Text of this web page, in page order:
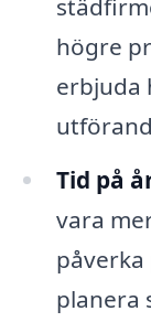
högre
erbjuda
Tid på
vara
planera